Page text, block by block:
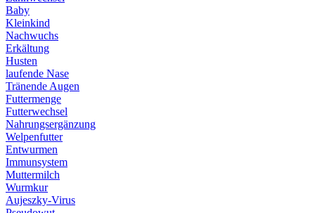
Baby
Kleinkind
Nachwuchs
Erkältung
Husten
laufende Nase
Tränende Augen
Futtermenge
Futterwechsel
Nahrungsergänzung
Welpenfutter
Entwurmen
Immunsystem
Muttermilch
Wurmkur
Aujeszky-Virus